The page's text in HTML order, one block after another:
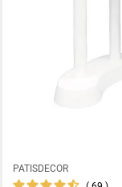
PATISDECOR